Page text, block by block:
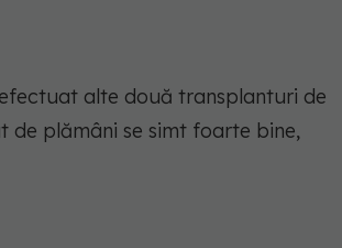
alte două transplanturi de
de plămâni se simt foarte bine,